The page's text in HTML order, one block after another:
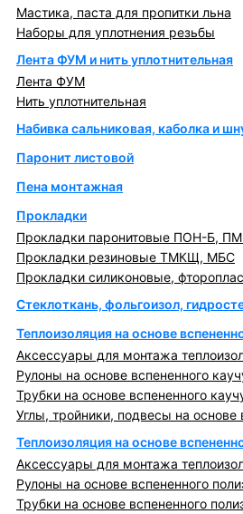
Мастика, паста для пропитки льна
Наборы для уплотнения резьбы
Лента ФУМ и нить уплотнительная
Лента ФУМ
Нить уплотнительная
Набивка сальниковая, каболка и
Паронит листовой
Пена монтажная
Прокладки
Прокладки паронитовые ПОН-Б,
Прокладки резиновые ТМКЩ, МБС
Прокладки силиконовые,
Стеклоткань, фольгоизол,
Теплоизоляция на основе
Аксессуары для монтажа
Рулоны на основе вспененного
Трубки на основе вспененного
Углы, тройники, подвесы на основе
Теплоизоляция на основе
Аксессуары для монтажа
Рулоны на основе вспененного
Трубки на основе вспененного